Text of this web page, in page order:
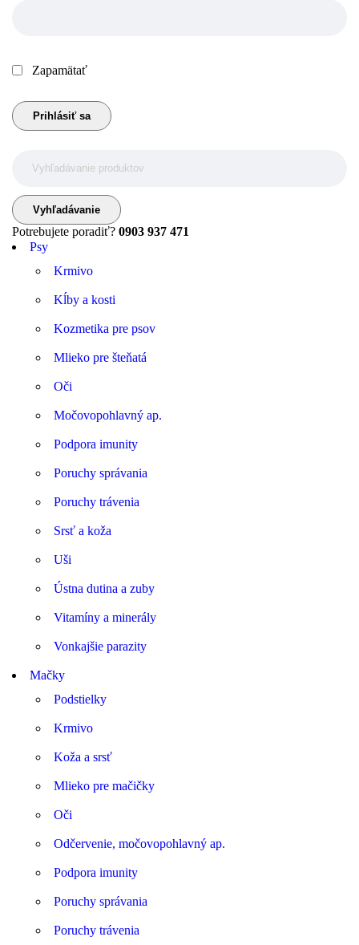
Zapamätať
Potrebujete poradiť? 0903 937 471
Psy
Krmivo
Kĺby a kosti
Kozmetika pre psov
Mlieko pre šteňatá
Oči
Močovopohlavný ap.
Podpora imunity
Poruchy správania
Poruchy trávenia
Srsť a koža
Uši
Ústna dutina a zuby
Vitamíny a minerály
Vonkajšie parazity
Mačky
Podstielky
Krmivo
Koža a srsť
Mlieko pre mačičky
Oči
Odčervenie, močovopohlavný ap.
Podpora imunity
Poruchy správania
Poruchy trávenia